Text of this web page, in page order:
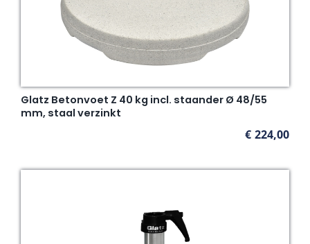
Glatz Betonvoet Z 40 kg incl. staander Ø 48/55
mm, staal verzinkt
€ 224,00